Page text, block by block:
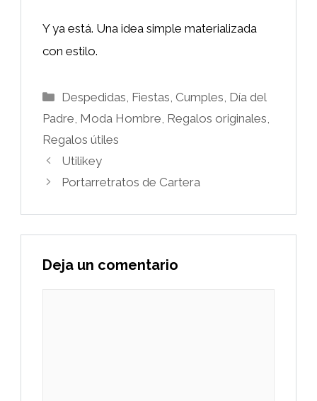
Y ya está. Una idea simple materializada
con estilo.
Categorías
Despedidas, Fiestas, Cumples Día del
Padre Moda Hombre Regalos originales
Regalos útiles
Utilikey
Portarretratos de Cartera
Deja un comentario